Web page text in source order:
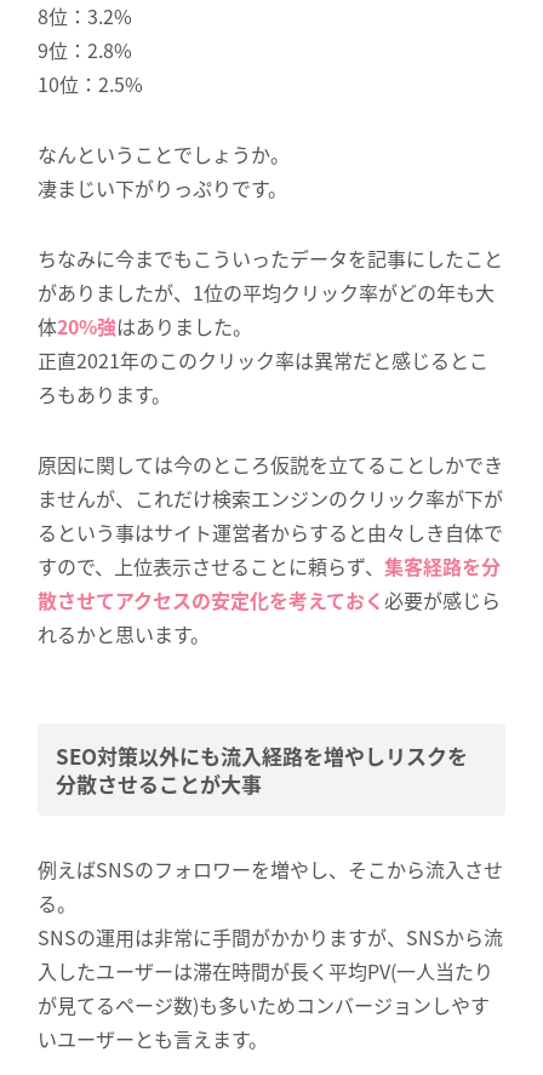
8位：3.2%
9位：2.8%
10位：2.5%
なんということでしょうか。
凄まじい下がりっぷりです。
ちなみに今までもこういったデータを記事にしたこと
がありましたが、1位の平均クリック率がどの年も大
体20%強はありました。
正直2021年のこのクリック率は異常だと感じるとこ
ろもあります。
原因に関しては今のところ仮説を立てることしかでき
ませんが、これだけ検索エンジンのクリック率が下が
るという事はサイト運営者からすると由々しき自体で
すので、上位表示させることに頼らず、集客経路を分
散させてアクセスの安定化を考えておく必要が感じら
れるかと思います。
SEO対策以外にも流入経路を増やしリスクを
分散させることが大事
例えばSNSのフォロワーを増やし、そこから流入させ
る。
SNSの運用は非常に手間がかかりますが、SNSから流
入したユーザーは滞在時間が長く平均PV(一人当たり
が見てるページ数)も多いためコンバージョンしやす
いユーザーとも言えます。